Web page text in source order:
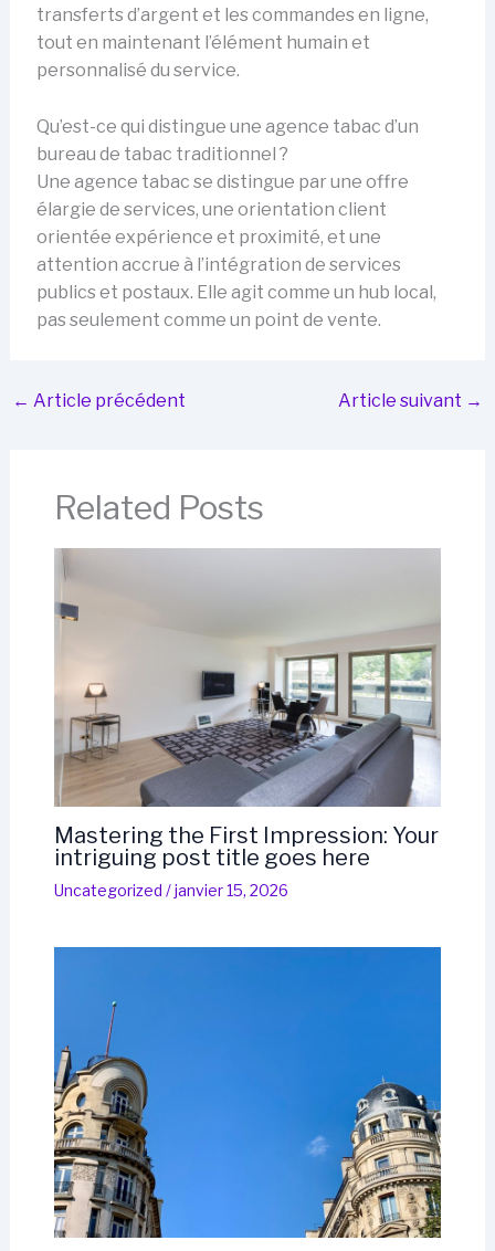
transferts d’argent et les commandes en ligne,
tout en maintenant l’élément humain et
personnalisé du service.
Qu’est-ce qui distingue une agence tabac d’un
bureau de tabac traditionnel ?
Une agence tabac se distingue par une offre
élargie de services, une orientation client
orientée expérience et proximité, et une
attention accrue à l’intégration de services
publics et postaux. Elle agit comme un hub local,
pas seulement comme un point de vente.
← Article précédent Article suivant →
Related Posts
Mastering the First Impression: Your
intriguing post title goes here
Uncategorized /janvier 15, 2026